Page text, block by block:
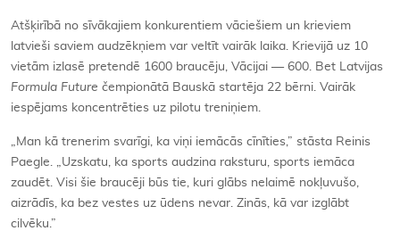
Atšķirībā no sīvākajiem konkurentiem vāciešiem un krieviem
latvieši saviem audzēkņiem var veltīt vairāk laika. Krievijā uz 10
vietām izlasē pretendē 1600 braucēju, Vācijai — 600. Bet Latvijas
Formula Future čempionātā Bauskā startēja 22 bērni. Vairāk
iespējams koncentrēties uz pilotu treniņiem.
„Man kā trenerim svarīgi, ka viņi iemācās cīnīties,” stāsta Reinis
Paegle. „Uzskatu, ka sports audzina raksturu, sports iemāca
zaudēt. Visi šie braucēji būs tie, kuri glābs nelaimē nokļuvušo,
aizrādīs, ka bez vestes uz ūdens nevar. Zinās, kā var izglābt
cilvēku.”